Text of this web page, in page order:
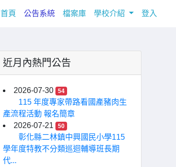
首頁 (current)
公告系統 檔案庫 學校介紹 登入
近月內熱門公告
2026-07-30 54
115 年度專家帶路看國產豬肉生
產流程活動 報名簡章
2026-07-21
50
彰化縣二林鎮中興國民小學115
學年度特教不分類巡迴輔導班長期
代...